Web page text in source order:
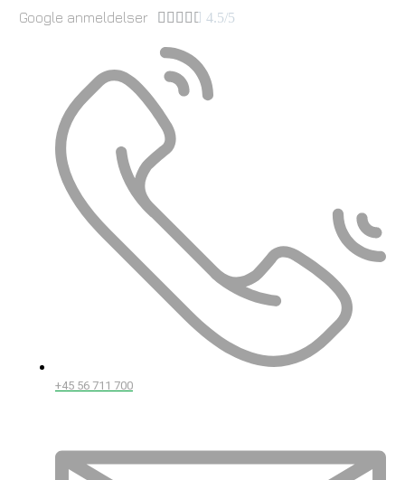
Google anmeldelser      4.5/5
+45 56 711 700